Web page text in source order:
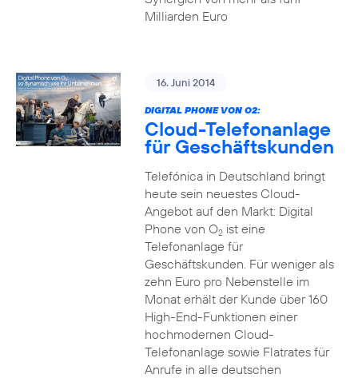
Milliarden Euro
16. Juni 2014
DIGITAL PHONE VON O2:
Cloud-Telefonanlage
für Geschäftskunden
Telefónica in Deutschland bringt
heute sein neuestes Cloud-
Angebot auf den Markt: Digital
Phone von O2ist eine
Telefonanlage für
Geschäftskunden. Für weniger als
zehn Euro pro Nebenstelle im
Monat erhält der Kunde über 160
High-End-Funktionen einer
hochmodernen Cloud-
Telefonanlage sowie Flatrates für
Anrufe in alle deutschen